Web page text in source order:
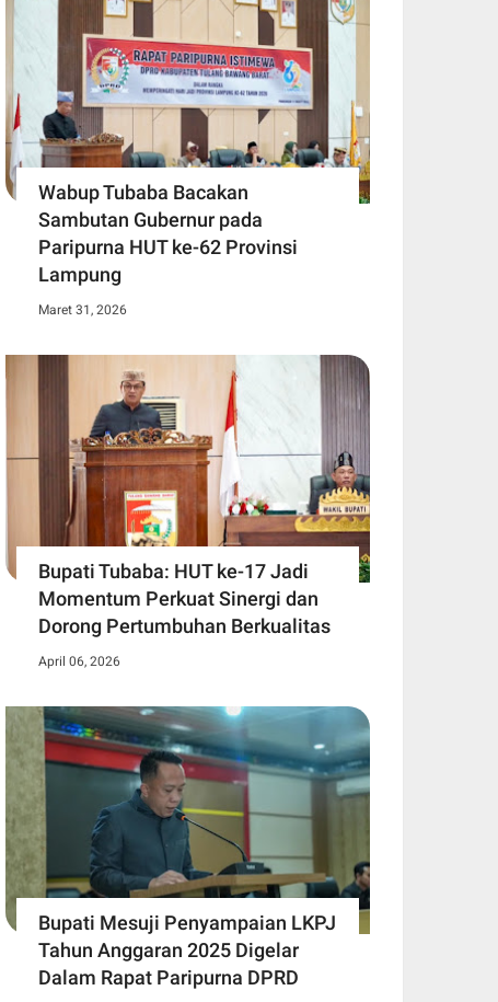
Wabup Tubaba Bacakan
Sambutan Gubernur pada
Paripurna HUT ke-62 Provinsi
Lampung
Maret 31, 2026
Bupati Tubaba: HUT ke-17 Jadi
Momentum Perkuat Sinergi dan
Dorong Pertumbuhan Berkualitas
April 06, 2026
Bupati Mesuji Penyampaian LKPJ
Tahun Anggaran 2025 Digelar
Dalam Rapat Paripurna DPRD